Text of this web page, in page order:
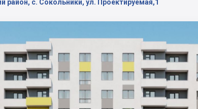
район, с. Сокольники, ул. Проектируемая,1